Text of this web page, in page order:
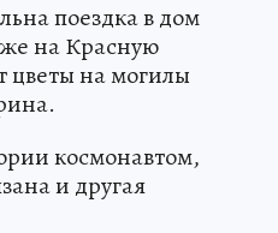
поездка в дом
на Красную
цветы на могилы
космонавтом,
и другая